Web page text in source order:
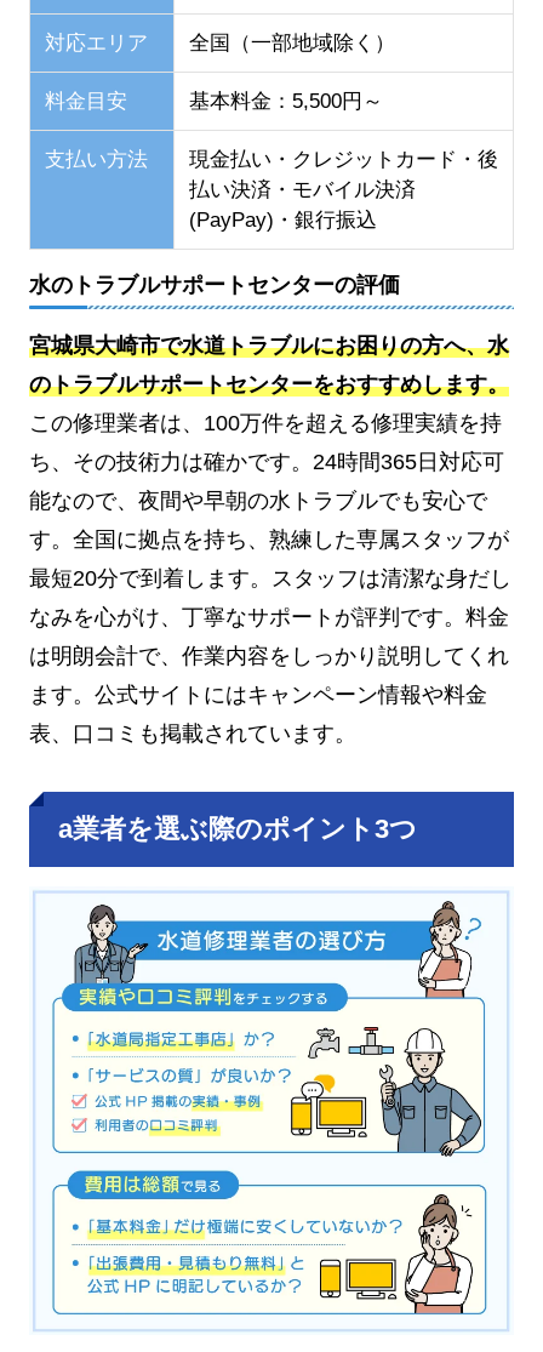
対応エリア 全国（一部地域除く）
料金目安 基本料金：5,500円～
支払い方法
現金払い・クレジットカード・後
払い決済・モバイル決済
(PayPay)・銀行振込
水のトラブルサポートセンターの評価
宮城県大崎市で水道トラブルにお困りの方へ、水
のトラブルサポートセンターをおすすめします。
この修理業者は、100万件を超える修理実績を持
ち、その技術力は確かです。24時間365日対応可
能なので、夜間や早朝の水トラブルでも安心で
す。全国に拠点を持ち、熟練した専属スタッフが
最短20分で到着します。スタッフは清潔な身だし
なみを心がけ、丁寧なサポートが評判です。料金
は明朗会計で、作業内容をしっかり説明してくれ
ます。公式サイトにはキャンペーン情報や料金
表、口コミも掲載されています。
a業者を選ぶ際のポイント3つ